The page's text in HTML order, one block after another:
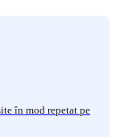
în mod repetat pe